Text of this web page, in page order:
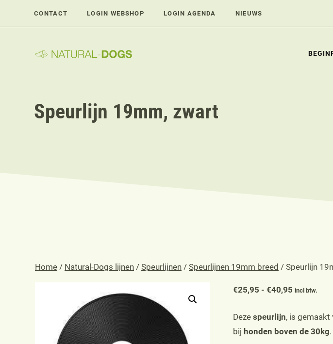
CONTACT LOGIN WEBSHOP LOGIN AGENDA NIEUWS
Speurlijn 19mm, zwart
Home / Natural-Dogs lijnen / Speurlijnen / Speurlijnen 19mm breed / Speurlijn
€25,95 - €40,95 Prijsklasse:
tot
€40,95
incl btw.
Deze speurlijn, is gemaakt
bij honden boven de 30kg.